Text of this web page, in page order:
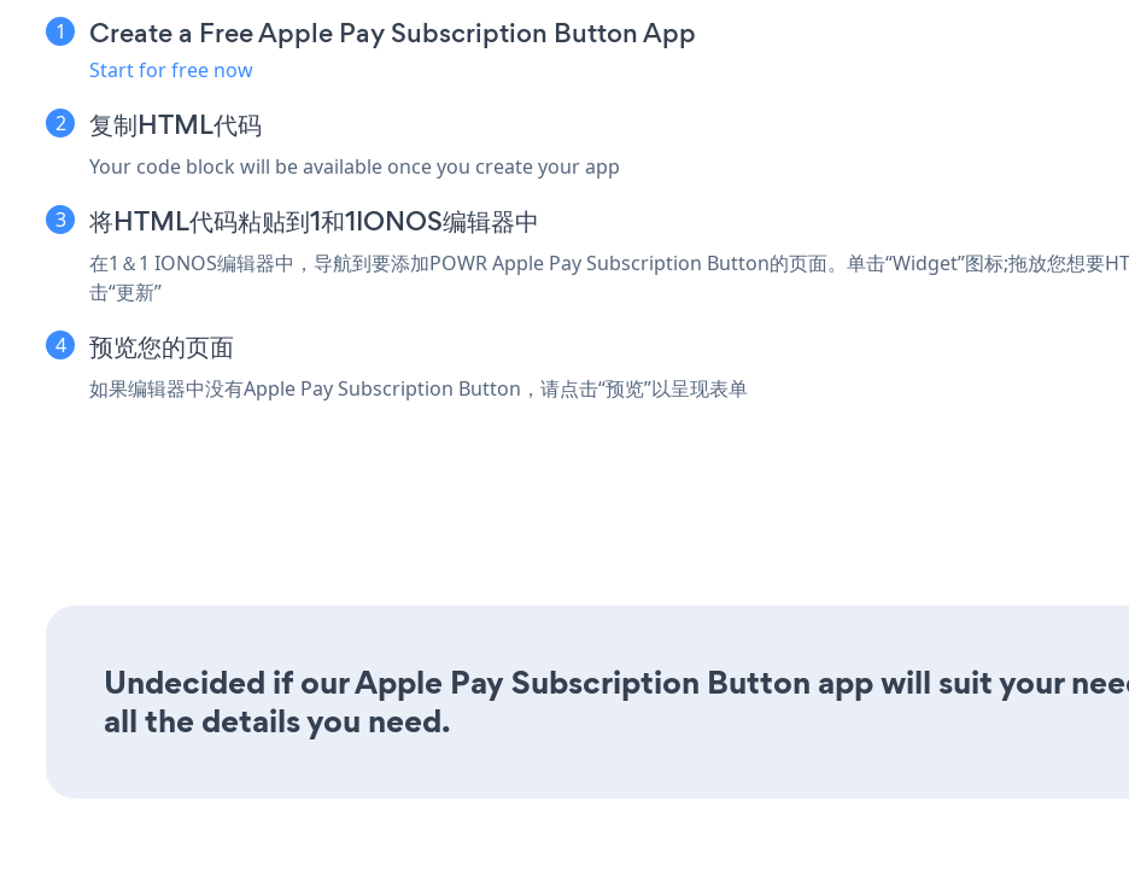
Create a Free Apple Pay Subscription Button App
Start for free now
复制HTML代码
Your code block will be available once you create your app
将HTML代码粘贴到1和1IONOS编辑器中
在1＆1 IONOS编辑器中，导航到要添加POWR Apple Pay Subscription Button的页面。单击“Widget”图标;拖放您想要
击“更新”
预览您的页面
如果编辑器中没有Apple Pay Subscription Button，请点击“预览”以呈现表单
Undecided if our Apple Pay Subscription Button app will suit your
all the details you need.